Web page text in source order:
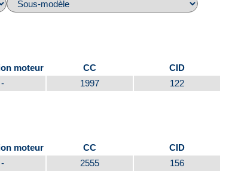
moteur CC CID
- 1997 122
moteur CC CID
- 2555 156